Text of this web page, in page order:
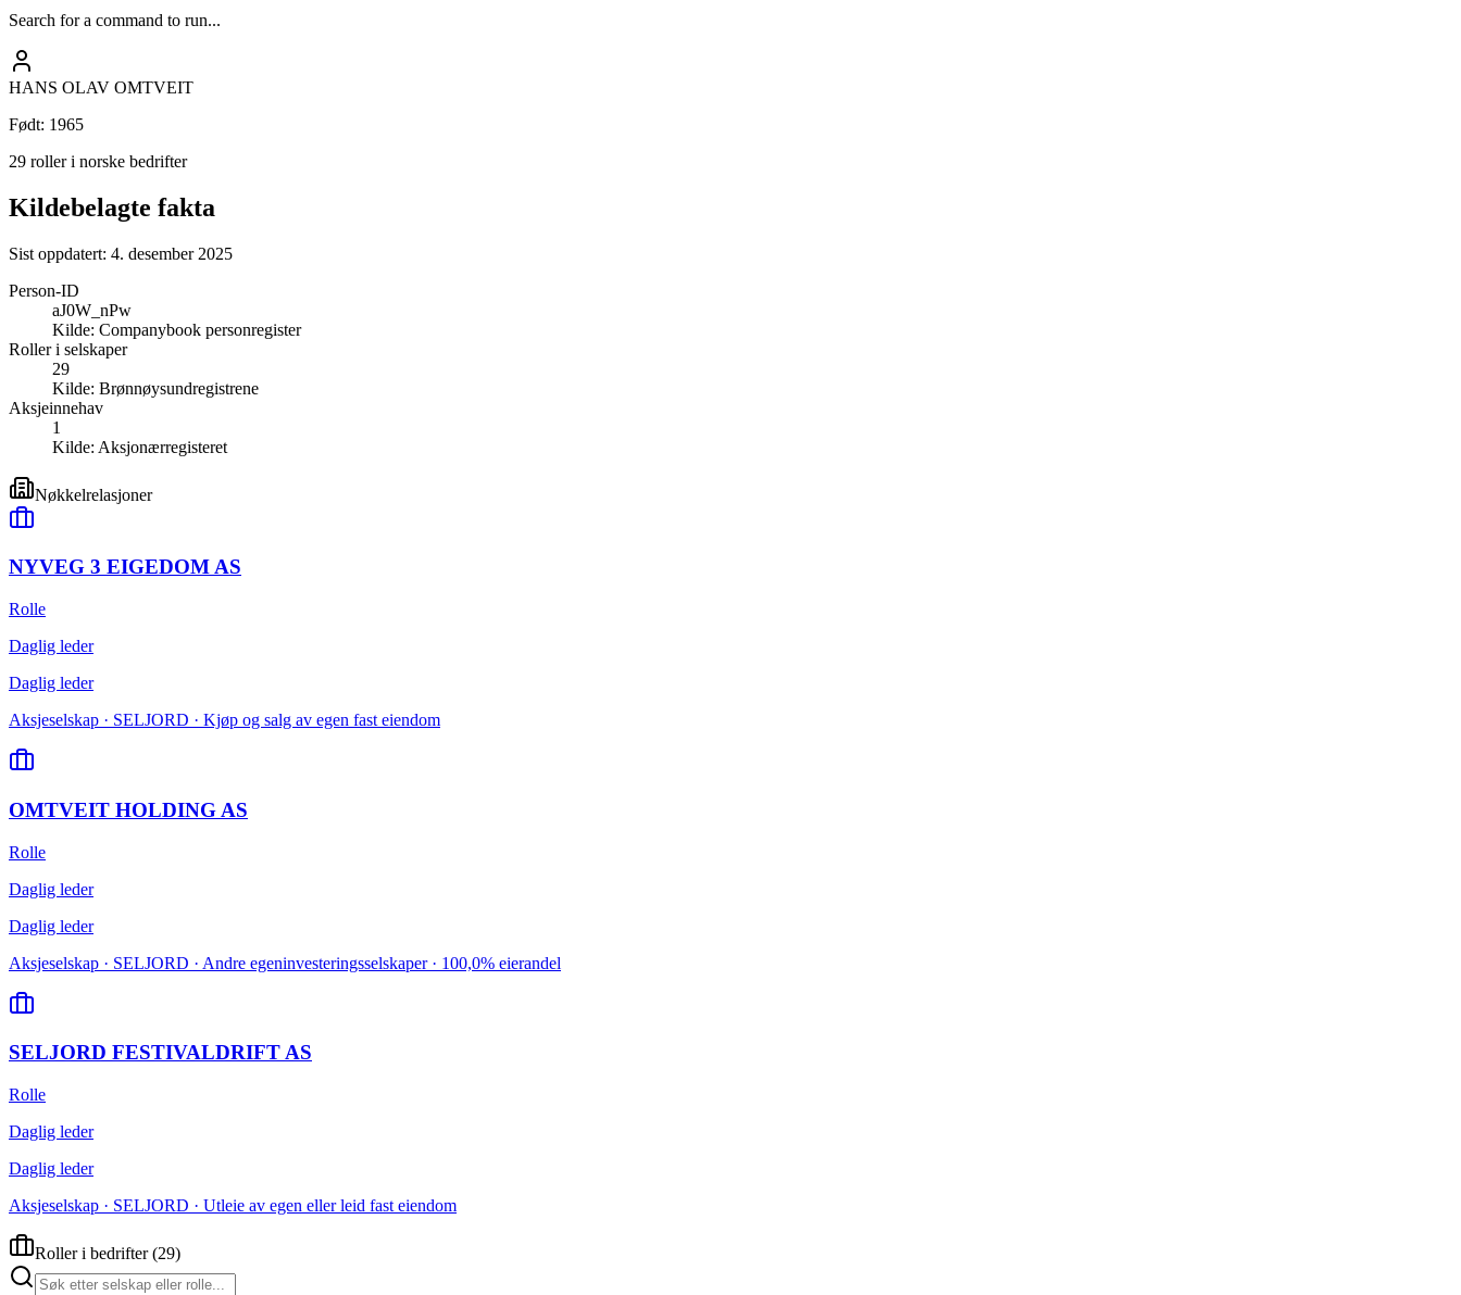
Search for a command to run...
HANS OLAV OMTVEIT
Født: 1965
29 roller i norske bedrifter
Kildebelagte fakta
Sist oppdatert: 4. desember 2025
Person-ID
aJ0W_nPw
Kilde: Companybook personregister
Roller i selskaper
29
Kilde: Brønnøysundregistrene
Aksjeinnehav
1
Kilde: Aksjonærregisteret
Nøkkelrelasjoner
NYVEG 3 EIGEDOM AS
Rolle
Daglig leder
Daglig leder
Aksjeselskap · SELJORD · Kjøp og salg av egen fast eiendom
OMTVEIT HOLDING AS
Rolle
Daglig leder
Daglig leder
Aksjeselskap · SELJORD · Andre egeninvesteringsselskaper · 100,0% eierandel
SELJORD FESTIVALDRIFT AS
Rolle
Daglig leder
Daglig leder
Aksjeselskap · SELJORD · Utleie av egen eller leid fast eiendom
Roller i bedrifter(29)